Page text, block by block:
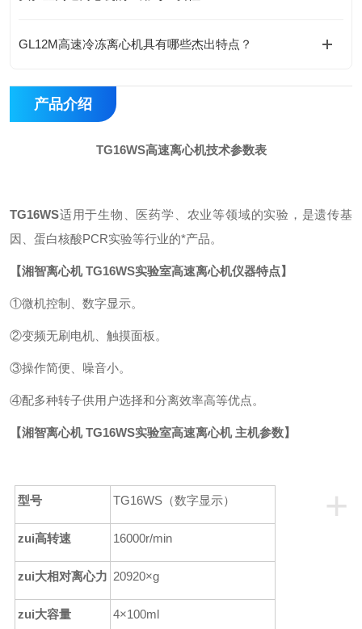
GL12M高速冷冻离心机具有哪些杰出特点？
产品介绍
TG16WS高速离心机技术参数表
TG16WS适用于生物、医药学、农业等领域的实验， 是遗传基
因、蛋白核酸PCR实验等行业的*产品。
【湘智离心机 TG16WS实验室高速离心机仪器特点】
①微机控制、 数字显示。
②变频无刷电机、触摸面板 。
③操作简便、噪音小。
④配多种转子供用户选择和分离效率高等优点。
【湘智离心机 TG16WS实验室高速离心机 主机参数】
+
型号 TG16WS（数字显示）
zui高转速 16000r/min
zui大相对离心力 20920×g
zui大容量 4×100ml